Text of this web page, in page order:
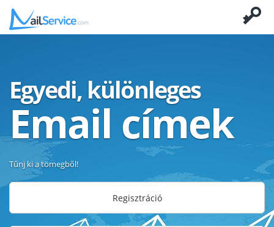
Egyedi, különleges
Email címek
Tűnj ki a tömegből!
Regisztráció